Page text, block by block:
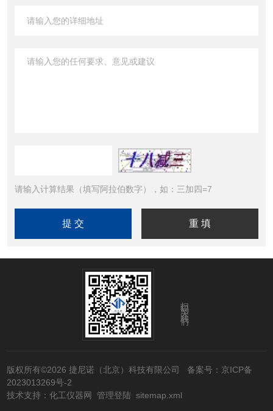
请输入计算结果（填写阿拉伯数字），如：三加四=7
扫码关注我们
版权所有©2026 捷尼诺（北京）科技有限公司 备案号：京ICP备
2023013269号-2
技术支持：化工仪器网 管理登陆 sitemap.xml